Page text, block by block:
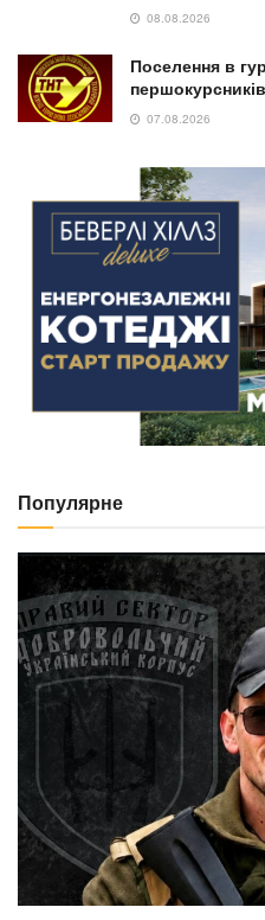
08.08.2026
Поселення в
07.08.2026
Популярне